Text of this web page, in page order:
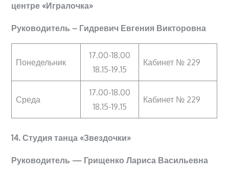
центре «Игралочка»
Руководитель – Гидревич Евгения Викторовна
Понедельник
17.00-18.00
18.15-19.15
Кабинет № 229
Среда
17.00-18.00
18.15-19.15
Кабинет № 229
14. Студия танца «Звездочки»
Руководитель — Грищенко Лариса Васильевна